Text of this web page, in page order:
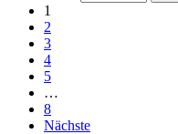
1
2
3
4
5
…
8
Nächste